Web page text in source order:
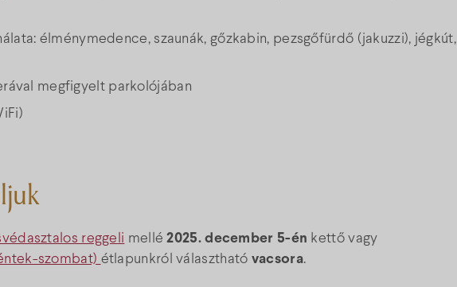
élménymedence, szaunák, gőzkabin, pezsgőfürdő (jakuzzi), jégkút,
megfigyelt parkolójában
reggeli mellé2025. december 5-én kettő vagy
szombat) étlapunkról választható vacsora.